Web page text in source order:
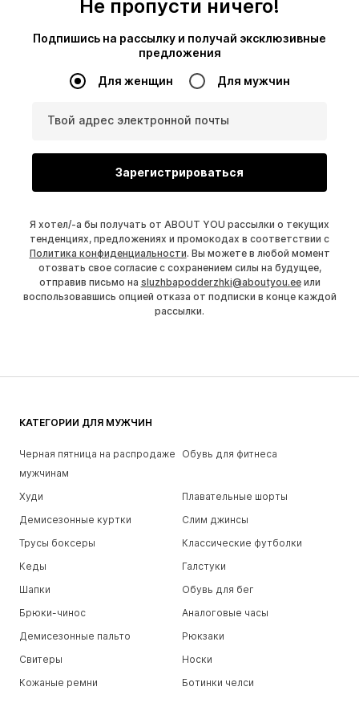
Не пропусти ничего!
Подпишись на рассылку и получай эксклюзивные
предложения
Для женщин Для мужчин
Твой адрес электронной почты
Зарегистрироваться
Я хотел/-а бы получать от ABOUT YOU рассылки о текущих
тенденциях, предложениях и промокодах в соответствии с
Политика конфиденциальности. Вы можете в любой момент
отозвать свое согласие с сохранением силы на будущее,
отправив письмо на sluzhbapodderzhki@aboutyou.eeили
воспользовавшись опцией отказа от подписки в конце каждой
рассылки.
КАТЕГОРИИ ДЛЯ МУЖЧИН
Черная пятница на распродаже
мужчинам
Обувь для фитнеса
Худи
Плавательные шорты
Демисезонные куртки
Слим джинсы
Трусы боксеры
Классические футболки
Кеды
Галстуки
Шапки
Обувь для бег
Брюки-чинос
Аналоговые часы
Демисезонные пальто
Рюкзаки
Свитеры
Носки
Кожаные ремни
Ботинки челси